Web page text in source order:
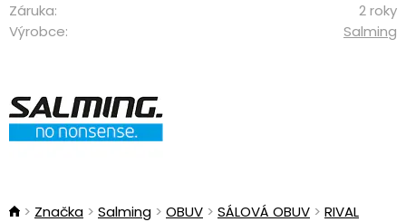
Záruka:
2 roky
Výrobce:
Salming
Značka Salming OBUV SÁLOVÁ OBUV RIVAL